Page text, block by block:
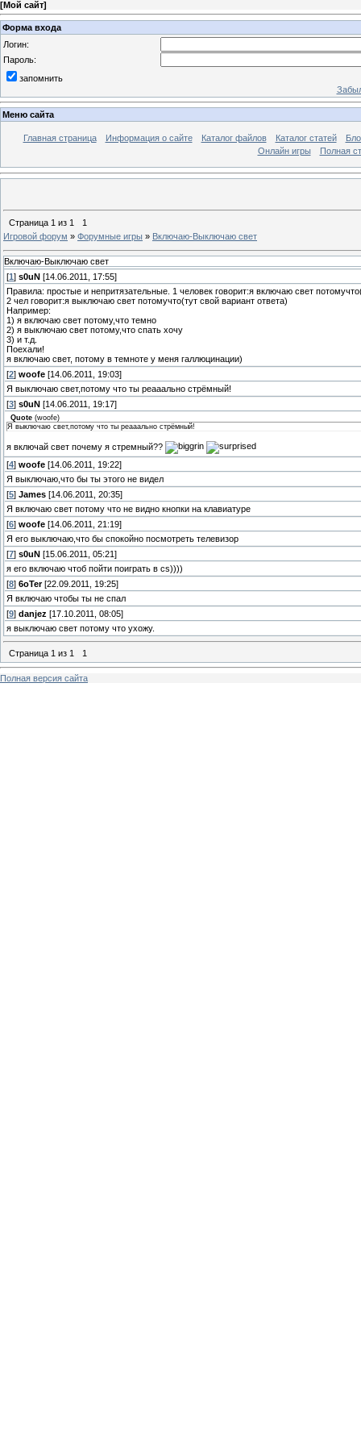
[Мой сайт]
Форма входа
Логин:
Пароль:
запомнить
Меню сайта
Главная страница Информация о сайте Каталог файлов Каталог статей
Онлайн игры
Полная
Страница 1 из 1
1
Игровой форум » Форумные игры » Включаю-Выключаю свет
Включаю-Выключаю свет
[1 ] s0uN [14.06.2011, 17:55]
Правила: простые и непритязательные. 1 человек говорит:я включаю свет
2 чел говорит:я выключаю свет потомучто(тут свой вариант ответа)
Например:
1) я включаю свет потому,что темно
2) я выключаю свет потому,что спать хочу
3) и т.д.
Поехали!
я включаю свет, потому в темноте у меня галлюцинации)
[2] woofe [14.06.2011, 19:03]
Я выключаю свет,потому что ты реааально стрёмный!
[3] s0uN [14.06.2011, 19:17]
Quote (woofe)
Я выключаю свет,потому что ты реааально стрёмный!
я включай свет почему я стремный??
[4] woofe [14.06.2011, 19:22]
Я выключаю,что бы ты этого не видел
[5] James [14.06.2011, 20:35]
Я включаю свет потому что не видно кнопки на клавиатуре
[6] woofe [14.06.2011, 21:19]
Я его выключаю,что бы спокойно посмотреть телевизор
[7] s0uN [15.06.2011, 05:21]
я его включаю чтоб пойти поиграть в cs))))
[8] 6oTer[22.09.2011, 19:25]
Я включаю чтобы ты не спал
[9] danjez [17.10.2011, 08:05]
я выключаю свет потому что ухожу.
Страница 1 из 1 1
Полная версия сайта